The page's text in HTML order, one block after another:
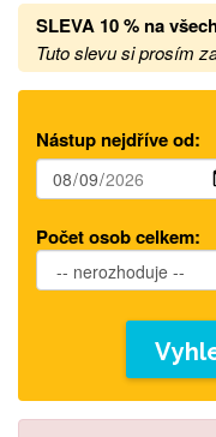
SLEVA 10 % na
Tuto slevu si prosím
Nástup nejdříve od:
Počet osob celkem: